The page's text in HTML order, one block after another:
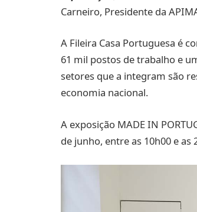
Carneiro, Presidente da
A Fileira Casa Portuguesa é
61 mil postos de trabalho e
setores que a integram são
economia nacional.
A exposição MADE IN
de junho, entre as 10h00 e as